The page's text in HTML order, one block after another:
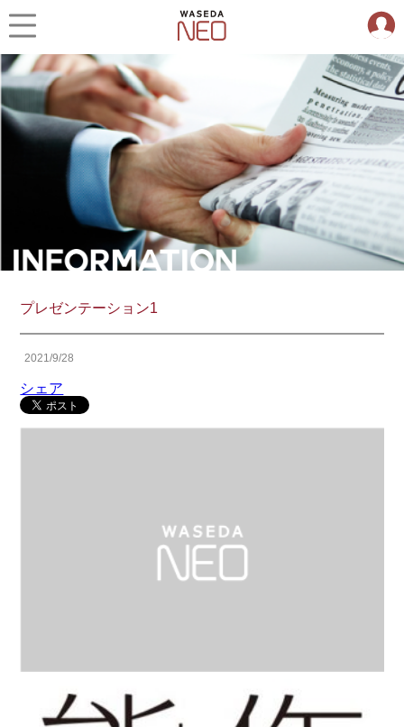
プレゼンテーション1
2021/9/28
シェア